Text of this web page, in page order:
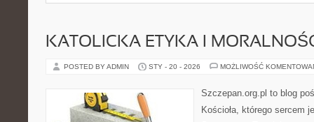
KATOLICKA ETYKA I
POSTED BY ADMIN STY - 20 - 2026 MOŻLIWOŚĆ
Szczepan.org.pl to blog
Kościoła, którego sercem